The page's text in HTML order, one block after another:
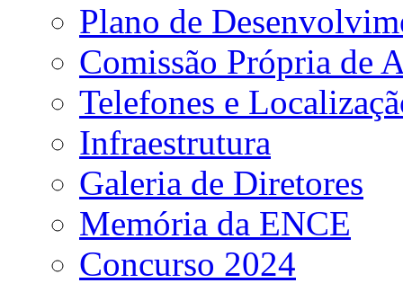
Plano de
Comissão Própria de
Telefones e
Infraestrutura
Galeria de Diretores
Memória da ENCE
Concurso 2024